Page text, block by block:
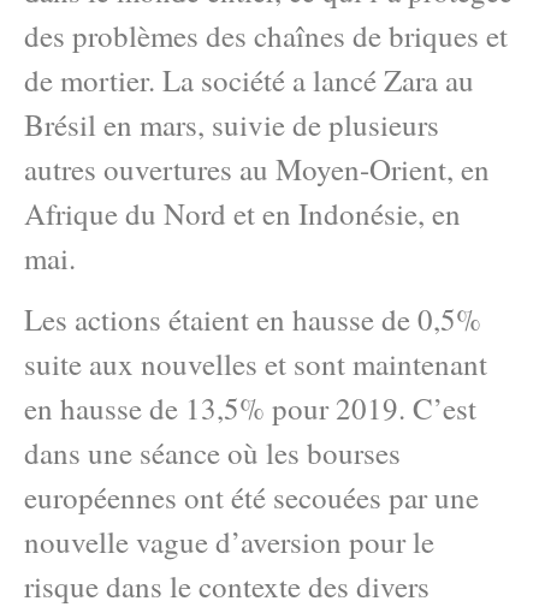
des problèmes des chaînes de briques et
de mortier. La société a lancé Zara au
Brésil en mars, suivie de plusieurs
autres ouvertures au Moyen-Orient, en
Afrique du Nord et en Indonésie, en
mai.
Les actions étaient en hausse de 0,5%
suite aux nouvelles et sont maintenant
en hausse de 13,5% pour 2019. C’est
dans une séance où les bourses
européennes ont été secouées par une
nouvelle vague d’aversion pour le
risque dans le contexte des divers